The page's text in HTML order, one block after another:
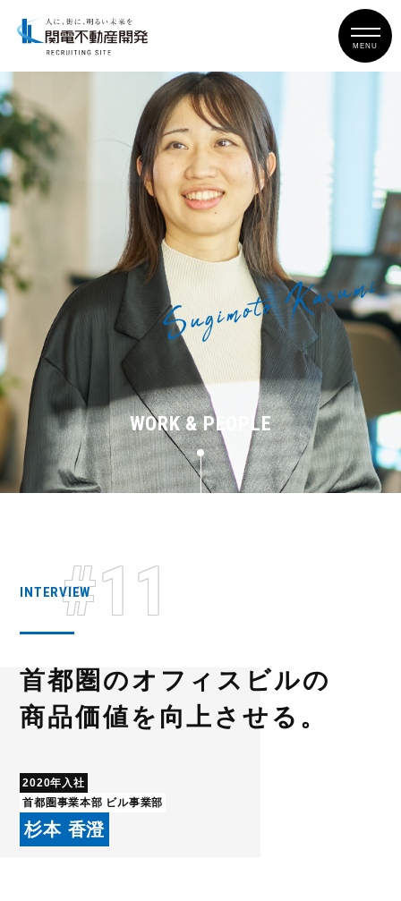
MENU
WORK & PEOPLE
#11
INTERVIEW
首都圏のオフィスビルの
商品価値を向上させる。
2020年入社
首都圏事業本部 ビル事業部
杉本 香澄